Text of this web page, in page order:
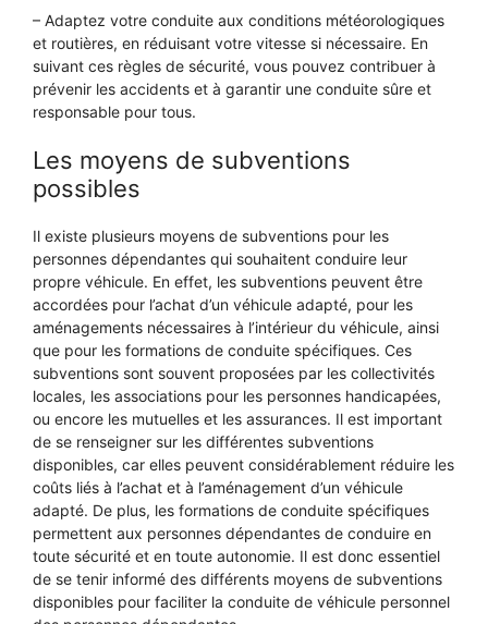
– Adaptez votre conduite aux conditions météorologiques
et routières, en réduisant votre vitesse si nécessaire. En
suivant ces règles de sécurité, vous pouvez contribuer à
prévenir les accidents et à garantir une conduite sûre et
responsable pour tous.
Les moyens de subventions
possibles
Il existe plusieurs moyens de subventions pour les
personnes dépendantes qui souhaitent conduire leur
propre véhicule. En effet, les subventions peuvent être
accordées pour l’achat d’un véhicule adapté, pour les
aménagements nécessaires à l’intérieur du véhicule, ainsi
que pour les formations de conduite spécifiques. Ces
subventions sont souvent proposées par les collectivités
locales, les associations pour les personnes handicapées,
ou encore les mutuelles et les assurances. Il est important
de se renseigner sur les différentes subventions
disponibles, car elles peuvent considérablement réduire les
coûts liés à l’achat et à l’aménagement d’un véhicule
adapté. De plus, les formations de conduite spécifiques
permettent aux personnes dépendantes de conduire en
toute sécurité et en toute autonomie. Il est donc essentiel
de se tenir informé des différents moyens de subventions
disponibles pour faciliter la conduite de véhicule personnel